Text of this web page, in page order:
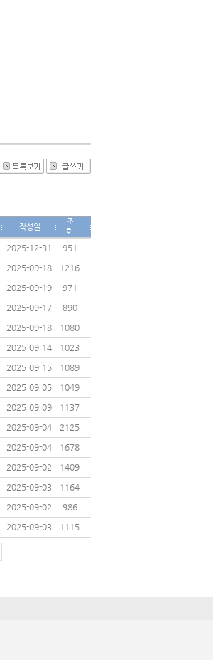
작성일
조
회
2025-12-31
951
2025-09-18
1216
2025-09-19
971
2025-09-17
890
2025-09-18
1080
2025-09-14
1023
2025-09-15
1089
2025-09-05
1049
2025-09-09
1137
2025-09-04
2125
2025-09-04
1678
2025-09-02
1409
2025-09-03
1164
2025-09-02
986
2025-09-03 1115